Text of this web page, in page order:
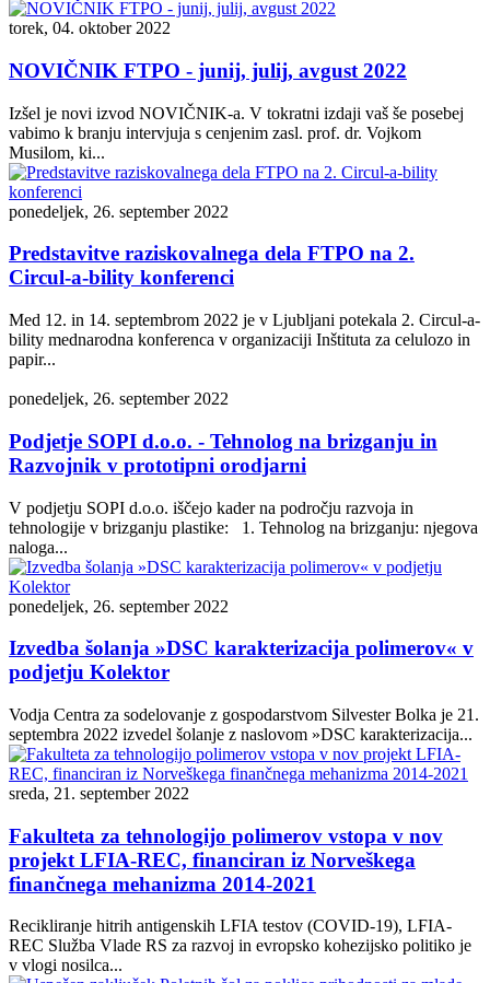
torek, 04. oktober 2022
NOVIČNIK FTPO - junij, julij, avgust 2022
Izšel je novi izvod NOVIČNIK-a. V tokratni izdaji vaš še posebej
vabimo k branju intervjuja s cenjenim zasl. prof. dr. Vojkom
Musilom, ki...
ponedeljek, 26. september 2022
Predstavitve raziskovalnega dela FTPO na 2.
Circul-a-bility konferenci
Med 12. in 14. septembrom 2022 je v Ljubljani potekala 2. Circul-a-
bility mednarodna konferenca v organizaciji Inštituta za celulozo in
papir...
ponedeljek, 26. september 2022
Podjetje SOPI d.o.o. - Tehnolog na brizganju in
Razvojnik v prototipni orodjarni
V podjetju SOPI d.o.o. iščejo kader na področju razvoja in
tehnologije v brizganju plastike: 1. Tehnolog na brizganju: njegova
naloga...
ponedeljek, 26. september 2022
Izvedba šolanja »DSC karakterizacija polimerov« v
podjetju Kolektor
Vodja Centra za sodelovanje z gospodarstvom Silvester Bolka je 21.
septembra 2022 izvedel šolanje z naslovom »DSC karakterizacija...
sreda, 21. september 2022
Fakulteta za tehnologijo polimerov vstopa v nov
projekt LFIA-REC, financiran iz Norveškega
finančnega mehanizma 2014-2021
Recikliranje hitrih antigenskih LFIA testov (COVID-19), LFIA-
REC Služba Vlade RS za razvoj in evropsko kohezijsko politiko je
v vlogi nosilca...